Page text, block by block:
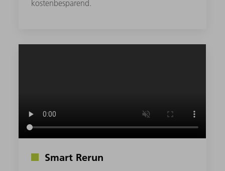
kostenbesparend.
Smart Rerun